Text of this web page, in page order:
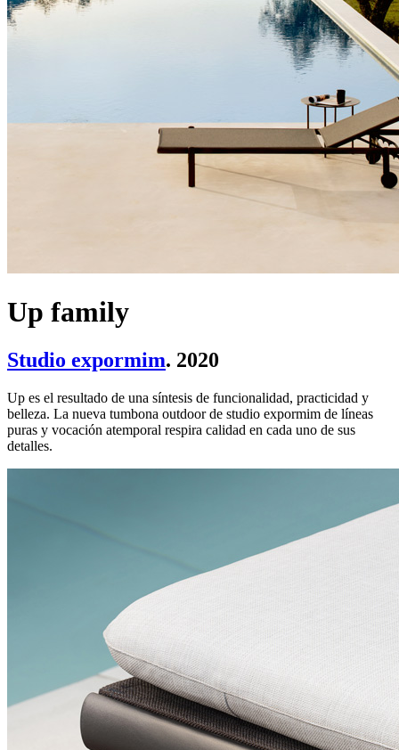
Up family
Studio expormim. 2020
Up es el resultado de una síntesis de funcionalidad, practicidad y
belleza. La nueva tumbona outdoor de studio expormim de líneas
puras y vocación atemporal respira calidad en cada uno de sus
detalles.